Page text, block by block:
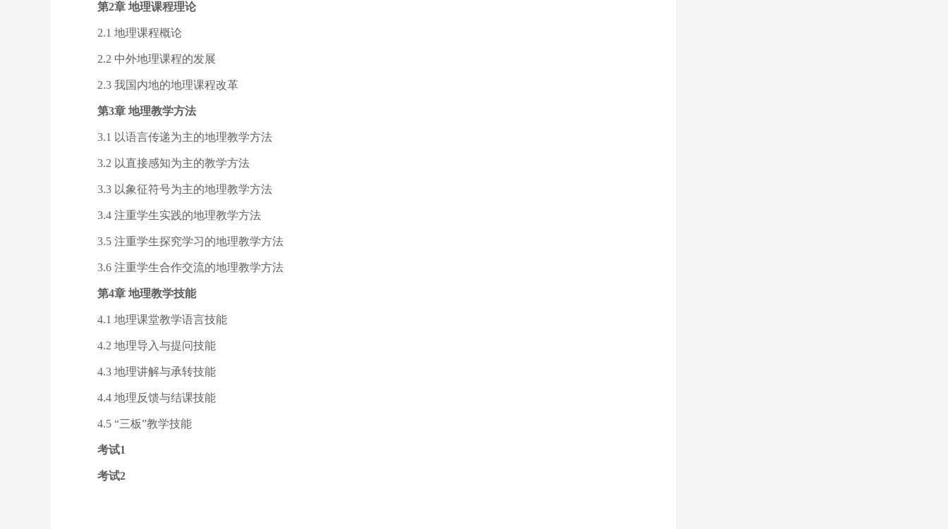
第2章 地理课程理论
2.1 地理课程概论
2.2 中外地理课程的发展
2.3 我国内地的地理课程改革
第3章 地理教学方法
3.1 以语言传递为主的地理教学方法
3.2 以直接感知为主的教学方法
3.3 以象征符号为主的地理教学方法
3.4 注重学生实践的地理教学方法
3.5 注重学生探究学习的地理教学方法
3.6 注重学生合作交流的地理教学方法
第4章 地理教学技能
4.1 地理课堂教学语言技能
4.2 地理导入与提问技能
4.3 地理讲解与承转技能
4.4 地理反馈与结课技能
4.5 “三板”教学技能
考试1
考试2